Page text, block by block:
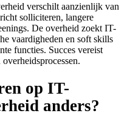
verschilt aanzienlijk van
solliciteren, langere
De overheid zoekt IT-
vaardigheden en soft skills
functies. Succes vereist
op IT-
anders?